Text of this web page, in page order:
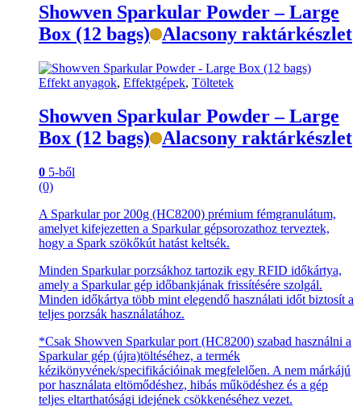
Showven Sparkular Powder – Large
Box (12 bags)
Alacsony raktárkészlet
Effekt anyagok, Effektgépek, Töltetek
Showven Sparkular Powder – Large
Box (12 bags)
Alacsony raktárkészlet
0 5-ből
(0)
A Sparkular por 200g (HC8200) prémium fémgranulátum,
amelyet kifejezetten a Sparkular gépsorozathoz terveztek,
hogy a Spark szökőkút hatást keltsék.
Minden Sparkular porzsákhoz tartozik egy RFID időkártya,
amely a Sparkular gép időbankjának frissítésére szolgál.
Minden időkártya több mint elegendő használati időt biztosít a
teljes porzsák használatához.
*Csak Showven Sparkular port (HC8200) szabad használni a
Sparkular gép (újra)töltéséhez, a termék
kézikönyvének/specifikációinak megfelelően. A nem márkájú
por használata eltömődéshez, hibás működéshez és a gép
teljes eltarthatósági idejének csökkenéséhez vezet.